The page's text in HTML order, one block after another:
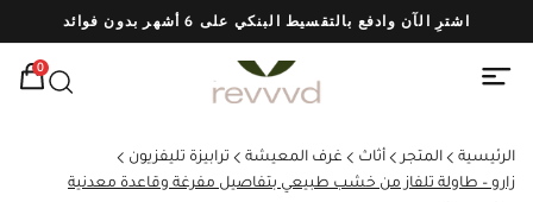
اشترِ الآن وادفع بالتقسيط البنكي على 6 أشهر بدون فوائد
0
الرئيسية المتجر أثاث غرف المعيشة
ترابيزة تليفزيون
زارو – طاولة تلفاز من خشب طبيعي بتفاصيل مفرغة وقاعدة معدنية